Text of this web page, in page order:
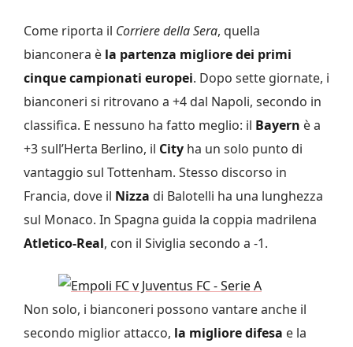
Come riporta il Corriere della Sera, quella
bianconera è la partenza migliore dei primi
cinque campionati europei. Dopo sette giornate, i
bianconeri si ritrovano a +4 dal Napoli, secondo in
classifica. E nessuno ha fatto meglio: il Bayern è a
+3 sull’Herta Berlino, il City ha un solo punto di
vantaggio sul Tottenham. Stesso discorso in
Francia, dove il Nizza di Balotelli ha una lunghezza
sul Monaco. In Spagna guida la coppia madrilena
Atletico-Real, con il Siviglia secondo a -1.
Non solo, i bianconeri possono vantare anche il
secondo miglior attacco, la migliore difesa e la